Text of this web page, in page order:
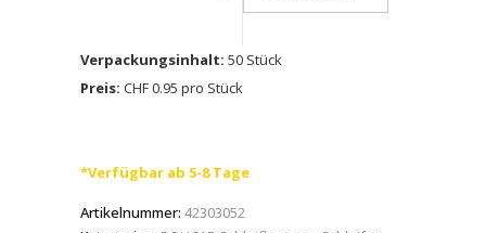
Verpackungsinhalt: 50 Stück
Preis: CHF 0.95 pro Stück
*Verfügbar ab 5-8 Tage
Artikelnummer: 42303052